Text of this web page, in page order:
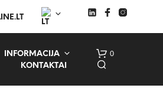
INFORMACIJA
KONTAKTAI
0